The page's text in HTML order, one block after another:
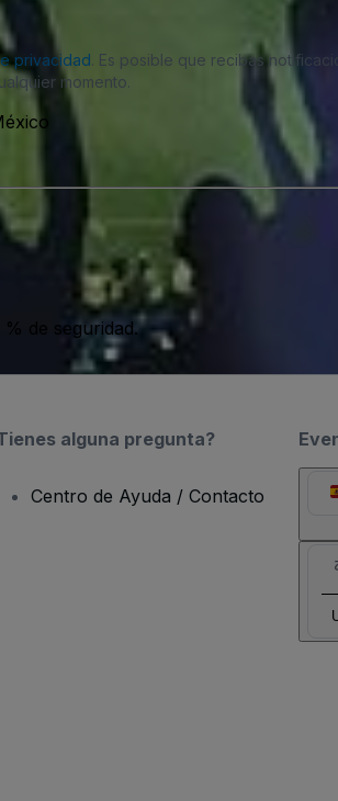
privacidad. Es posible que recibas
momento.
de seguridad.
alguna pregunta?
Centro de Ayuda / Contacto